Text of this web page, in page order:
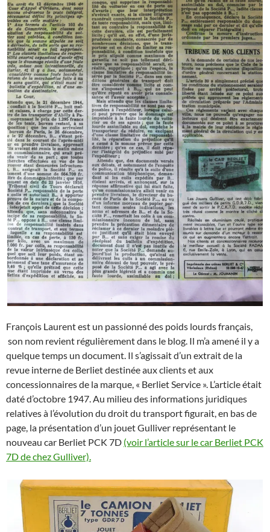
François Laurent est un passionné des poids lourds français,
son nom revient régulièrement dans le blog. Il m’a amené il y a
quelque temps un document. Il s’agissait d’un extrait de la
revue interne de Berliet destinée aux clients et aux
concessionnaires de la marque, « Berliet Service ». L’article était
daté d’octobre 1947. Au milieu des informations juridiques
relatives à l’évolution du droit du transport figurait, en bas de
page, la présentation d’un jouet Gulliver représentant le
nouveau car Berliet PCK 7D (voir l’article sur le car Berliet PCK
7D de chez Gulliver).